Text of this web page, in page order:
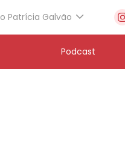
Patrícia Galvão
Podcast